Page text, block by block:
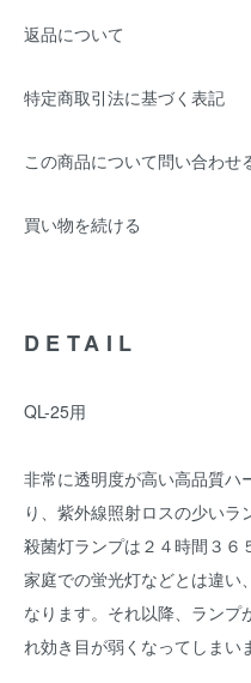
返品について
特定商取引法に基づく表記
この商品について問い合わせ
買い物を続ける
DETAIL
QL-25用
非常に透明度が高い高品質ハ
り、紫外線照射ロスの少いラ
殺菌灯ランプは２４時間３６
家庭での蛍光灯などとは違い
なります。それ以降、ラン
れ効き目が弱くなってしまい